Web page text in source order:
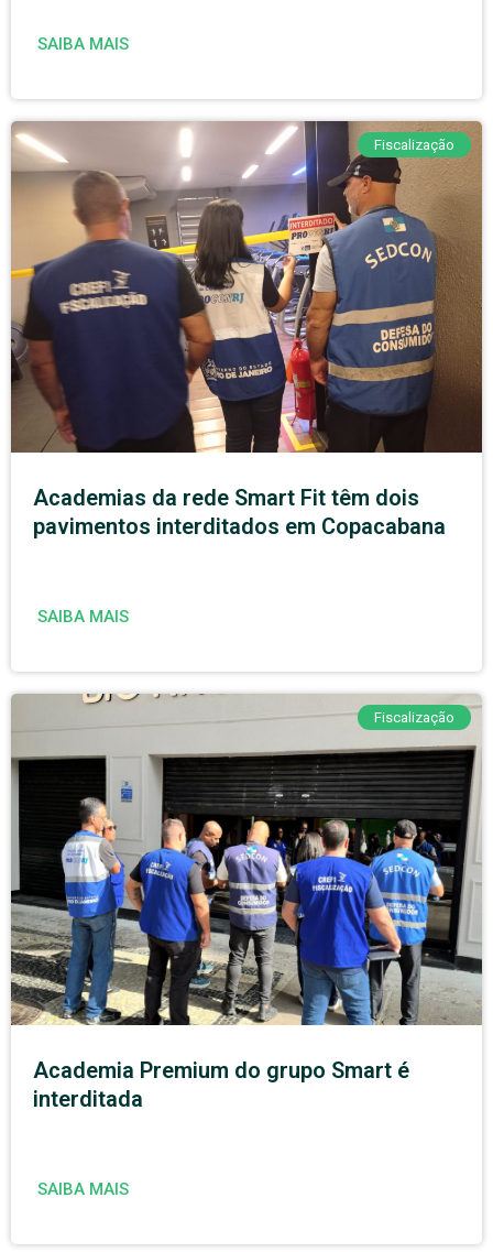
SAIBA MAIS
Fiscalização
Academias da rede Smart Fit têm dois
pavimentos interditados em Copacabana
SAIBA MAIS
Fiscalização
Academia Premium do grupo Smart é
interditada
SAIBA MAIS